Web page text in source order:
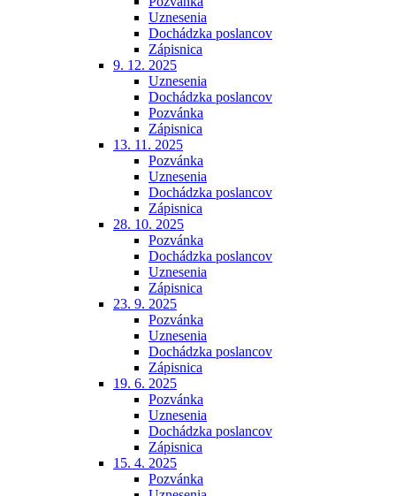
Uznesenia
Dochádzka poslancov
Zápisnica
9. 12. 2025
Uznesenia
Dochádzka poslancov
Pozvánka
Zápisnica
13. 11. 2025
Pozvánka
Uznesenia
Dochádzka poslancov
Zápisnica
28. 10. 2025
Pozvánka
Dochádzka poslancov
Uznesenia
Zápisnica
23. 9. 2025
Pozvánka
Uznesenia
Dochádzka poslancov
Zápisnica
19. 6. 2025
Pozvánka
Uznesenia
Dochádzka poslancov
Zápisnica
15. 4. 2025
Pozvánka